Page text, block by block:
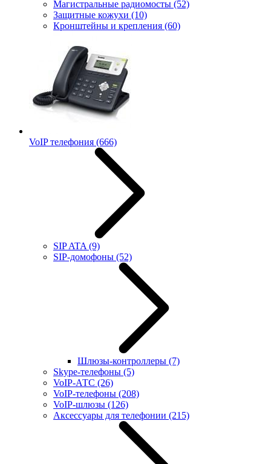
Магистральные радиомосты (52)
Защитные кожухи (10)
Кронштейны и крепления (60)
VoIP телефония (666)
SIP ATA (9)
SIP-домофоны (52)
Шлюзы-контроллеры (7)
Skype-телефоны (5)
VoIP-АТС (26)
VoIP-телефоны (208)
VoIP-шлюзы (126)
Аксессуары для телефонии (215)